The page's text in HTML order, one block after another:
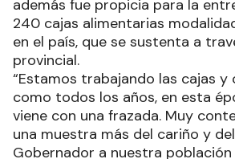
además fue propicia para la
240 cajas alimentarias
en el país, que se sustenta a
provincial.
“Estamos trabajando las cajas y
como todos los años, en esta
viene con una frazada. Muy
una muestra más del cariño y
Gobernador a nuestra población